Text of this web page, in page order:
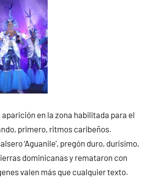
en la zona habilitada para el
primero, ritmos caribeños.
‘Aguanile’, pregón duro, durísimo,
dominicanas y remataron con
valen más que cualquier texto.